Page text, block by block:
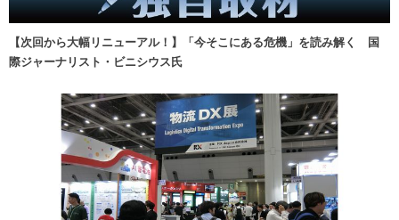
【次回から大幅リニューアル！】「今そこにある危機」を読み解く 国
際ジャーナリスト・ビニシウス氏